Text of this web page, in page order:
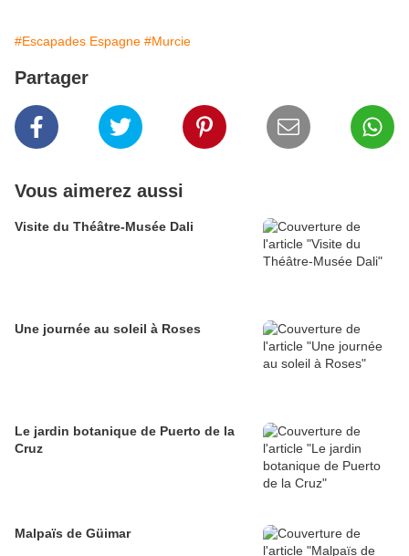
#Escapades Espagne #Murcie
Partager
Vous aimerez aussi
Visite du Théâtre-Musée Dali
Une journée au soleil à Roses
Le jardin botanique de Puerto de la
Cruz
Malpaïs de Güimar